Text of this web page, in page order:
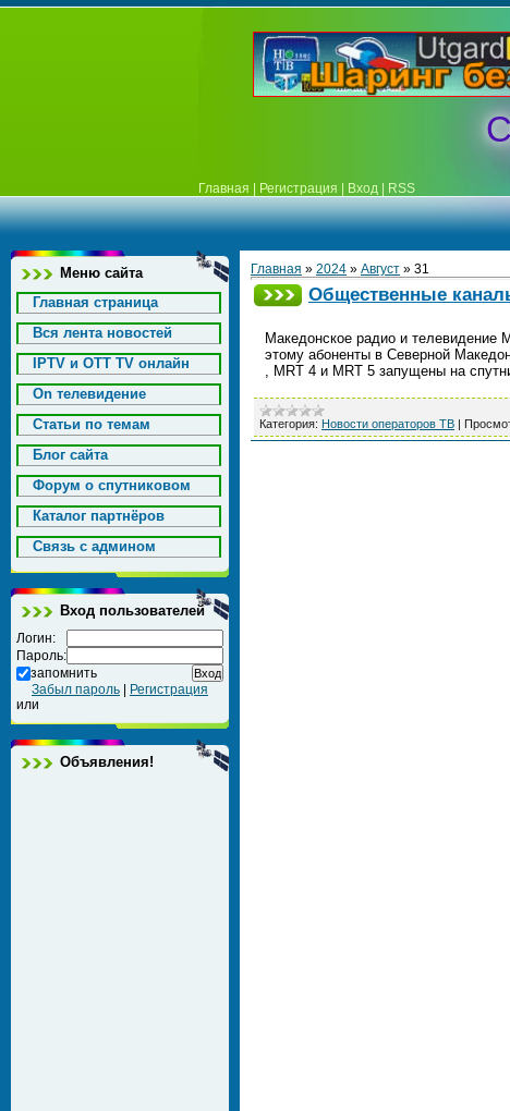
Главная Регистрация Вход RSS
Меню сайта
Главная страница
Вся лента новостей
IPTV и OTT TV онлайн
On телевидение
Статьи по темам
Блог сайта
Форум о спутниковом
Каталог партнёров
Cвязь с админом
Вход пользователей
Логин:
Пароль:
запомнить
Забыл пароль
Регистрация
или
Объявления!
Главная » 2024 » Август » 31
Общественные
Македонское радио и телевидение
этому абоненты в Северной
, MRT 4 и MRT 5 запущены на
Категория: Новости операторов ТВ |